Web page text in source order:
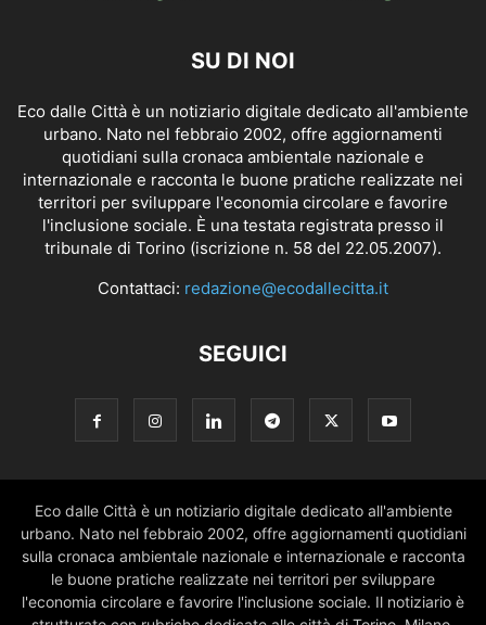
SU DI NOI
Eco dalle Città è un notiziario digitale dedicato all'ambiente
urbano. Nato nel febbraio 2002, offre aggiornamenti
quotidiani sulla cronaca ambientale nazionale e
internazionale e racconta le buone pratiche realizzate nei
territori per sviluppare l'economia circolare e favorire
l'inclusione sociale. È una testata registrata presso il
tribunale di Torino (iscrizione n. 58 del 22.05.2007).
Contattaci: redazione@ecodallecitta.it
SEGUICI
Eco dalle Città è un notiziario digitale dedicato all'ambiente
urbano. Nato nel febbraio 2002, offre aggiornamenti quotidiani
sulla cronaca ambientale nazionale e internazionale e racconta
le buone pratiche realizzate nei territori per sviluppare
l'economia circolare e favorire l'inclusione sociale. Il notiziario è